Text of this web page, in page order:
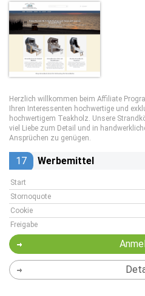
Herzlich willkommen beim Affiliate
Ihren Interessenten hochwertige und
hochwertigem Teakholz. Unsere
viel Liebe zum Detail und in
Ansprüchen zu genügen.
17 Werbemittel
Start
Stornoquote
Cookie
Freigabe